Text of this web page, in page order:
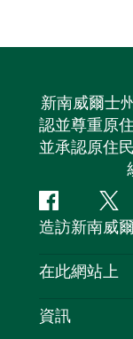
新南威爾士
認並尊重原
並承認原住
Facebook嘰
嘰
喳
造訪新南威
聯絡我們
隱私
在此網站上
目的地
資訊